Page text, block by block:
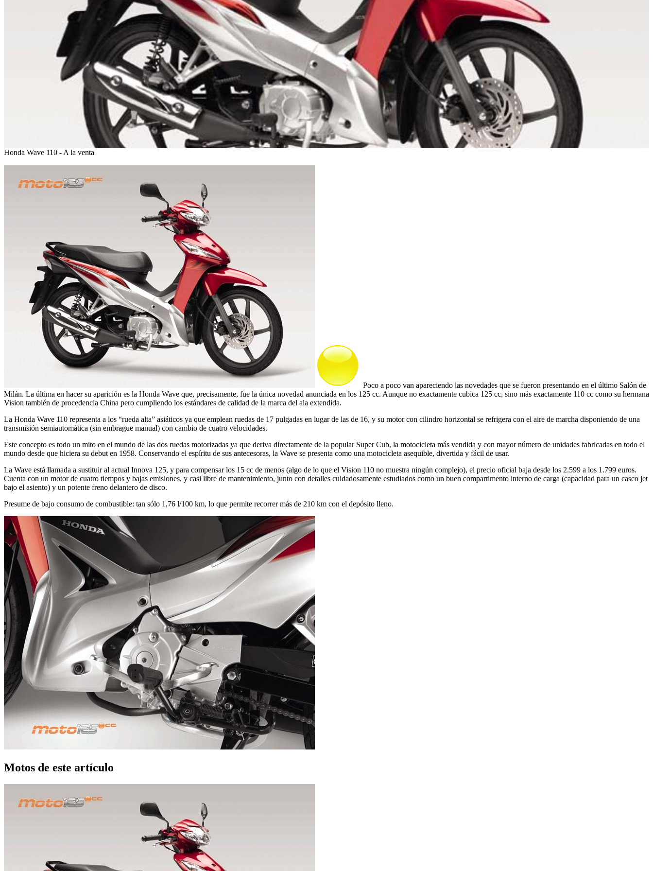
Honda Wave 110 - A la venta
Poco a poco van apareciendo las novedades que se fueron presentando en el último Salón de
Milán. La última en hacer su aparición es la Honda Wave que, precisamente, fue la única novedad anunciada en los 125 cc. Aunque no exactamente cubica 125 cc, sino más exactamente 110 cc como su hermana
Vision también de procedencia China pero cumpliendo los estándares de calidad de la marca del ala extendida.
La Honda Wave 110 representa a los “rueda alta” asiáticos ya que emplean ruedas de 17 pulgadas en lugar de las de 16, y su motor con cilindro horizontal se refrigera con el aire de marcha disponiendo de una
transmisión semiautomática (sin embrague manual) con cambio de cuatro velocidades.
Este concepto es todo un mito en el mundo de las dos ruedas motorizadas ya que deriva directamente de la popular Super Cub, la motocicleta más vendida y con mayor número de unidades fabricadas en todo el
mundo desde que hiciera su debut en 1958. Conservando el espíritu de sus antecesoras, la Wave se presenta como una motocicleta asequible, divertida y fácil de usar.
La Wave está llamada a sustituir al actual Innova 125, y para compensar los 15 cc de menos (algo de lo que el Vision 110 no muestra ningún complejo), el precio oficial baja desde los 2.599 a los 1.799 euros.
Cuenta con un motor de cuatro tiempos y bajas emisiones, y casi libre de mantenimiento, junto con detalles cuidadosamente estudiados como un buen compartimento interno de carga (capacidad para un casco jet
bajo el asiento) y un potente freno delantero de disco.
Presume de bajo consumo de combustible: tan sólo 1,76 l/100 km, lo que permite recorrer más de 210 km con el depósito lleno.
Motos de este artículo